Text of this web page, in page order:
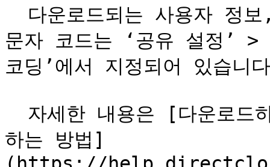
문자 코드는 ‘공유 설정’ >
코딩’에서 지정되어 있습니
하는 방법]